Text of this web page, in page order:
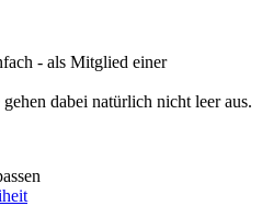
- als Mitglied einer
dabei natürlich nicht leer aus.